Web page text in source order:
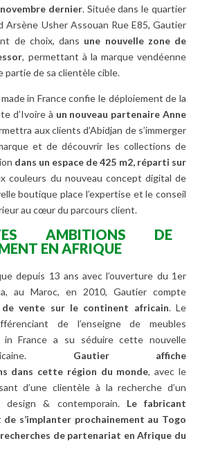
dernier. Située dans le quartier
Arsène Usher Assouan Rue E85, Gautier
de choix, dans une nouvelle zone de
, permettant à la marque vendéenne
partie de sa clientèle cible.
in France confie le déploiement de la
d’Ivoire à un nouveau partenaire Anne
aux clients d’Abidjan de s’immerger
et de découvrir les collections de
dans un espace de 425 m2, réparti sur
couleurs du nouveau concept digital de
boutique place l’expertise et le conseil
au cœur du parcours client.
AMBITIONS DE
EN AFRIQUE
depuis 13 ans avec l’ouverture du 1er
au Maroc, en 2010, Gautier compte
devente sur le continent africain. Le
de l’enseigne de meubles
in France a su séduire cette nouvelle
Gautier affiche
dans cette région du monde, avec le
d’une clientèle à la recherche d’un
& contemporain. Le fabricant
s’implanter prochainement au Togo
de partenariat en Afrique du